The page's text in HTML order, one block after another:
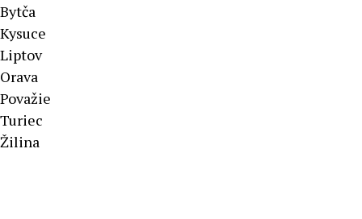
Bytča
Kysuce
Liptov
Orava
Považie
Turiec
Žilina